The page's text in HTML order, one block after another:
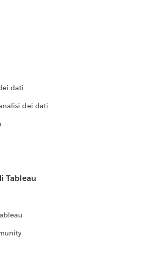
dati
dei dati
Tableau